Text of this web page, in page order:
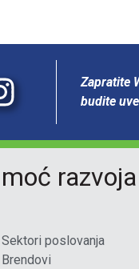
Zapratite
budite
razvoja
Sektori poslovanja
Brendovi